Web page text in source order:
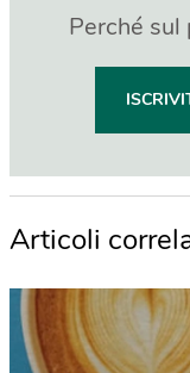
Perché sul
Articoli